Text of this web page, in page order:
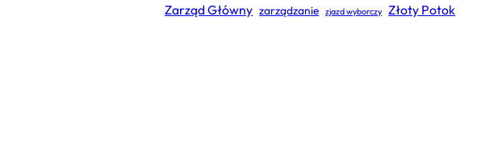
Zarząd Główny zarządzanie zjazd wyborczy Złoty Potok